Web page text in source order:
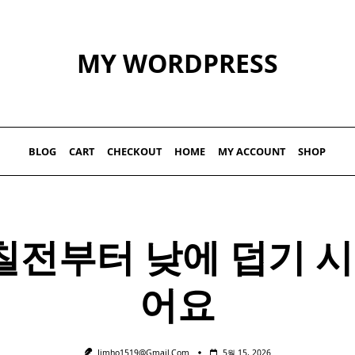
MY WORDPRESS
BLOG CART CHECKOUT HOME MY ACCOUNT SHOP
전부터 낮에 덥기
어요
Jimho1519@gmail.com 5월 15, 2026